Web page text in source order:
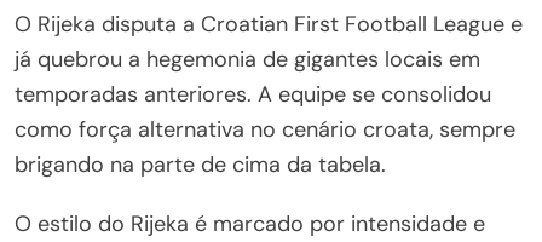
O Rijeka disputa a Croatian First Football League e
já quebrou a hegemonia de gigantes locais em
temporadas anteriores. A equipe se consolidou
como força alternativa no cenário croata, sempre
brigando na parte de cima da tabela.
O estilo do Rijeka é marcado por intensidade e